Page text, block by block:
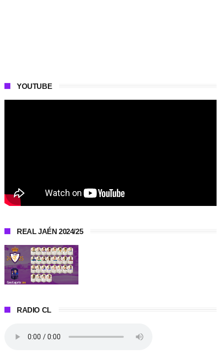
YOUTUBE
REAL JAÉN 2024/25
RADIO CL